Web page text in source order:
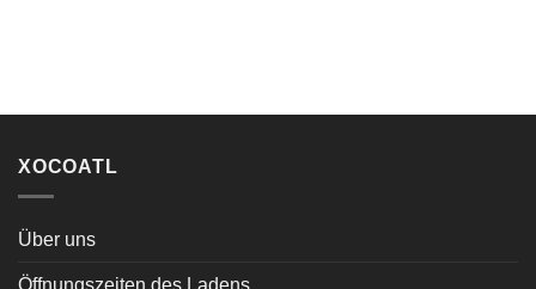
XOCOATL
Über uns
Öffnungszeiten des Ladens